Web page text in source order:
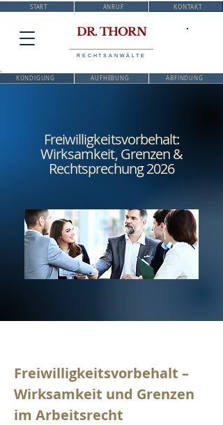
START ANRUF KONTAKT
DR. THORN
RECHTSANWÄLTE
KÜNDIGUNG AUFHEBUNG ABFINDUNG
Freiwilligkeitsvorbehalt:
Wirksamkeit, Grenzen &
Rechtsprechung 2026
Freiwilligkeitsvorbehalt –
Wirksamkeit und Grenzen
im Arbeitsrecht